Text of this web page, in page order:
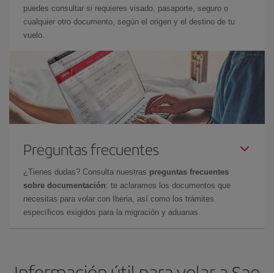
puedes consultar si requieres visado, pasaporte, seguro o
cualquier otro documento, según el origen y el destino de tu
vuelo.
Preguntas frecuentes
¿Tienes dudas? Consulta nuestras preguntas frecuentes
sobre documentación: te aclaramos los documentos que
necesitas para volar con Iberia, así como los trámites
específicos exigidos para la migración y aduanas.